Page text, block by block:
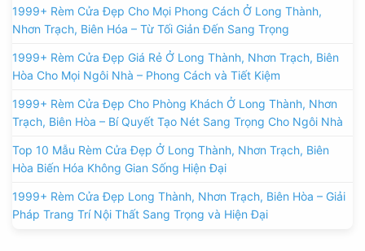
1999+ Rèm Cửa Đẹp Cho Mọi Phong Cách Ở Long Thành,
Nhơn Trạch, Biên Hóa – Từ Tối Giản Đến Sang Trọng
1999+ Rèm Cửa Đẹp Giá Rẻ Ở Long Thành, Nhơn Trạch, Biên
Hòa Cho Mọi Ngôi Nhà – Phong Cách và Tiết Kiệm
1999+ Rèm Cửa Đẹp Cho Phòng Khách Ở Long Thành, Nhơn
Trạch, Biên Hòa – Bí Quyết Tạo Nét Sang Trọng Cho Ngôi Nhà
Top 10 Mẫu Rèm Cửa Đẹp Ở Long Thành, Nhơn Trạch, Biên
Hòa Biến Hóa Không Gian Sống Hiện Đại
1999+ Rèm Cửa Đẹp Long Thành, Nhơn Trạch, Biên Hòa – Giải
Pháp Trang Trí Nội Thất Sang Trọng và Hiện Đại